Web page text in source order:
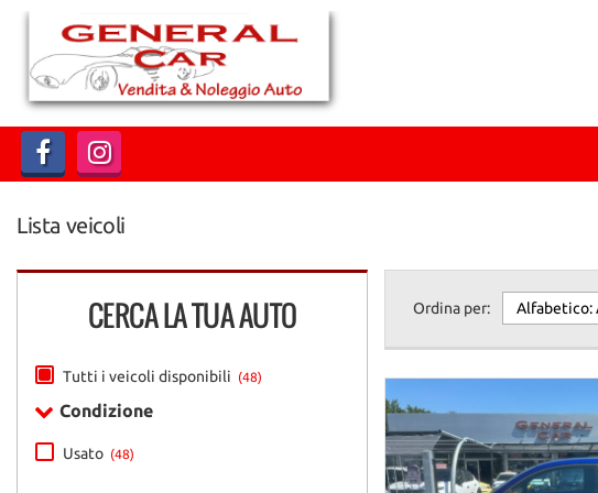
CHI SIAMO
LISTA VEICOLI
ACQUISTIAMO USATO
Lista veicoli
CERCA LA TUA AUTO
Tutti i veicoli disponibili (48)
Condizione
Usato (48)
Ordina per:
tue
preferenze
di
consenso
Il
pannello
ti
esprimere
preferenze
consenso
tecnologie